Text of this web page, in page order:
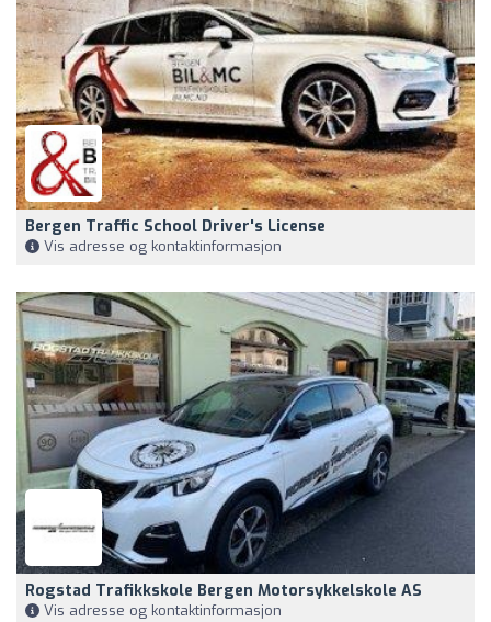
Bergen Traffic School Driver's License
Vis adresse og kontaktinformasjon
Rogstad Trafikkskole Bergen Motorsykkelskole AS
Vis adresse og kontaktinformasjon